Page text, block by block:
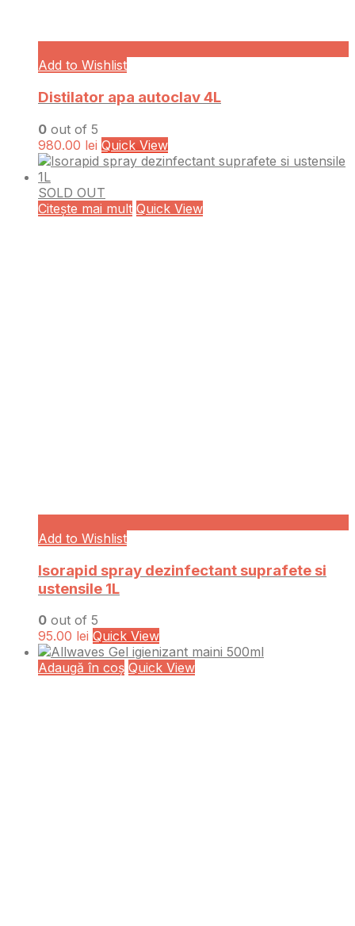
Add to Wishlist
Distilator apa autoclav 4L
0 out of 5
980.00 lei Quick View
SOLD OUT
Citește mai mult Quick View
Add to Wishlist
Isorapid spray dezinfectant suprafete si
ustensile 1L
0 out of 5
95.00 lei Quick View
Adaugă în coș Quick View